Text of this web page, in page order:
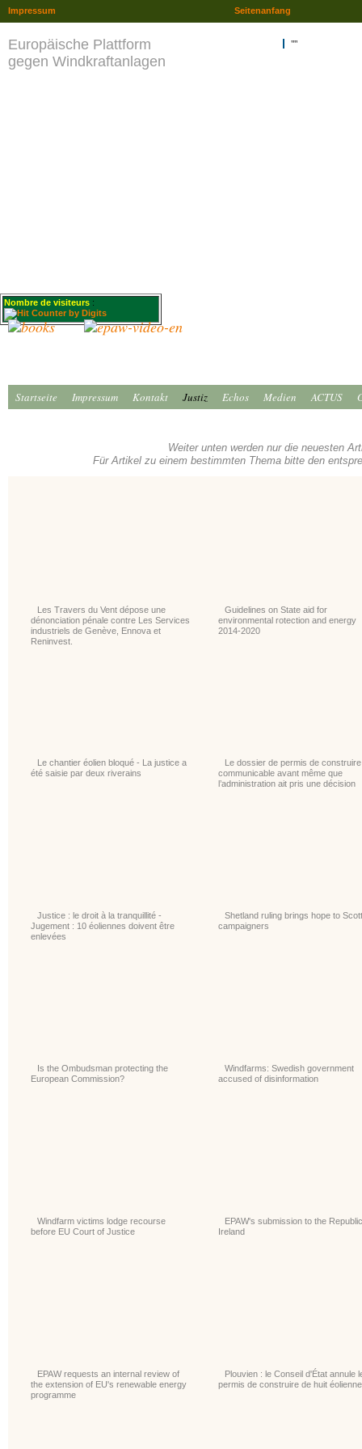
Europäische Plattform
gegen Windkraftanlagen
""
Nombre de visiteurs :
Startseite Impressum Kontakt Justiz Echos Medien ACTUS
Weiter unten werden nur die neuesten
Für Artikel zu einem bestimmten Thema bitte den
Les Travers du Vent dépose une
dénonciation pénale contre Les Services
industriels de Genève, Ennova et
Reninvest.
Guidelines on State aid for
environmental rotection and energy
2014-2020
Le chantier éolien bloqué - La justice a
été saisie par deux riverains
Le dossier de permis de
communicable avant même que
l’administration ait pris une décision
Justice : le droit à la tranquillité -
Jugement : 10 éoliennes doivent être
enlevées
Shetland ruling brings hope to
campaigners
Is the Ombudsman protecting the
European Commission?
Windfarms: Swedish government
accused of disinformation
Windfarm victims lodge recourse
before EU Court of Justice
EPAW's submission to the
Ireland
EPAW requests an internal review of
the extension of EU's renewable energy
programme
Plouvien : le Conseil d'État annule
permis de construire de huit
Seitenanfang
Impressum